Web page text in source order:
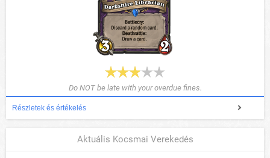
Do NOT be late with your overdue fines.
Részletek és értékelés
Aktuális Kocsmai Verekedés